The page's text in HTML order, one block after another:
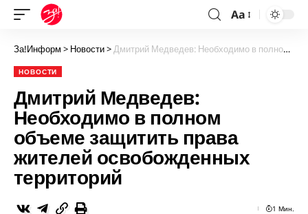
Aa
За!Информ > Новости>Дмитрий Медведев: Необходимо в полном объеме защитить права жителей освобожденных территорий
НОВОСТИ
Дмитрий Медведев:
Необходимо в полном
объеме защитить права
жителей освобожденных
территорий
1 Мин.